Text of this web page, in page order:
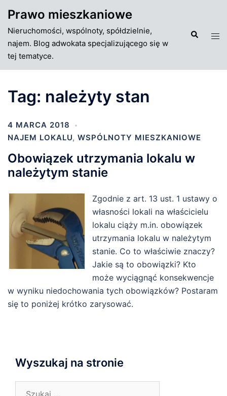
do
treści
Prawo mieszkaniowe
Nieruchomości, wspólnoty, spółdzielnie,
najem. Blog adwokata specjalizującego się w
tej tematyce.
Szukaj
Tag: należyty stan
4 MARCA 2018
NAJEM LOKALU, WSPÓLNOTY MIESZKANIOWE
Obowiązek utrzymania lokalu w
należytym stanie
Zgodnie z art. 13 ust. 1 ustawy o
własności lokali na właścicielu
lokalu ciąży m.in. obowiązek
utrzymania lokalu w należytym
stanie. Co to właściwie znaczy?
Jakie są to obowiązki? Kto
może wyciągnąć konsekwencje
w wyniku niedochowania tych obowiązków? Postaram
się to poniżej krótko zarysować.
Wyszukaj na stronie